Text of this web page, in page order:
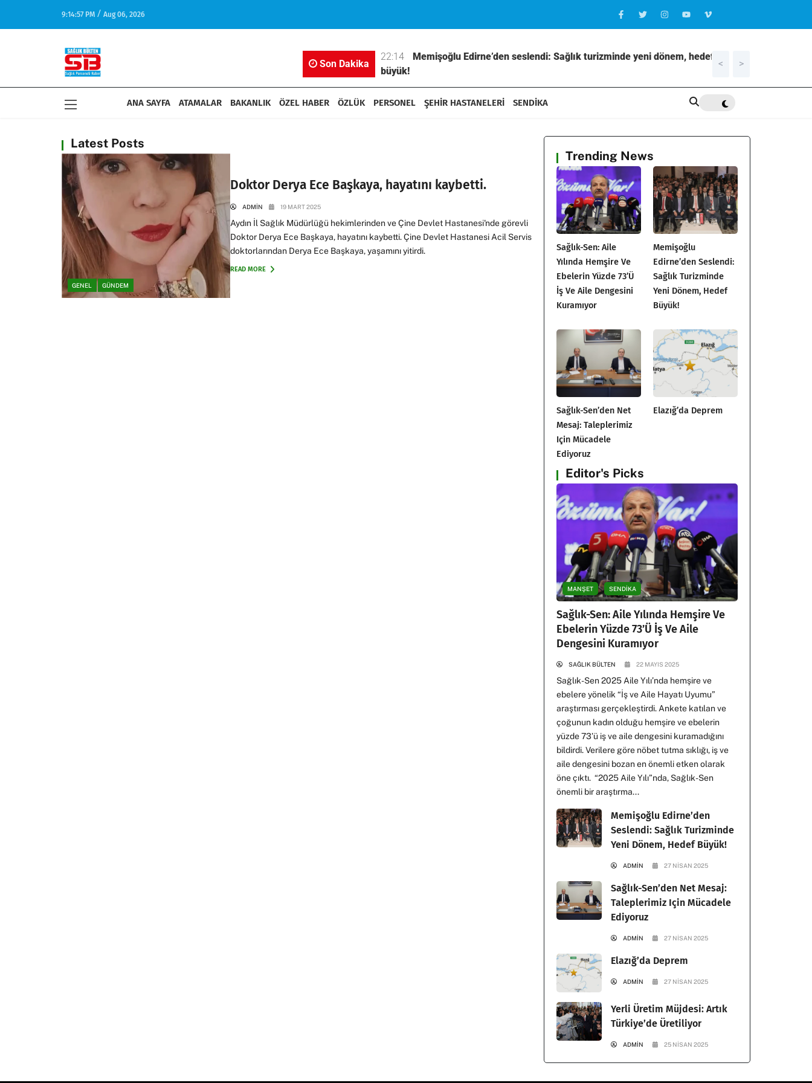
9:14:57 PM / Aug 06, 2026
Son Dakika
Sağlık-Sen: Aile Yılında Hemşire ve Ebelerin Yüzde 73’ü İş ve Aile
Dengesini Kuramıyor
22:14
Memişoğlu Edirne’den seslendi: Sağlık turizminde yeni dönem, hedef
büyük!
21:31
< >
ANA SAYFA ATAMALAR BAKANLIK ÖZEL HABER ÖZLÜK PERSONEL ŞEHİR HASTANELERİ SENDİKA
Latest Posts
GENEL GÜNDEM
Doktor Derya Ece Başkaya, hayatını kaybetti.
ADMIN 19 MART 2025
Aydın İl Sağlık Müdürlüğü hekimlerinden ve Çine Devlet Hastanesi'nde görevli
Doktor Derya Ece Başkaya, hayatını kaybetti. Çine Devlet Hastanesi Acil Servis
doktorlarından Derya Ece Başkaya, yaşamını yitirdi.
READ MORE
Trending News
Sağlık-Sen: Aile
Yılında Hemşire Ve
Ebelerin Yüzde 73’ü
İş Ve Aile Dengesini
Kuramıyor
Memişoğlu
Edirne’den Seslendi:
Sağlık Turizminde
Yeni Dönem, Hedef
Büyük!
Sağlık-Sen’den Net
Mesaj: Taleplerimiz
Için Mücadele
Ediyoruz
Elazığ’da Deprem
Editor's Picks
MANŞET SENDİKA
Sağlık-Sen: Aile Yılında Hemşire Ve
Ebelerin Yüzde 73’ü İş Ve Aile
Dengesini Kuramıyor
SAĞLIK BÜLTEN 22 MAYIS 2025
Sağlık-Sen 2025 Aile Yılı’nda hemşire ve
ebelere yönelik “İş ve Aile Hayatı Uyumu”
araştırması gerçekleştirdi. Ankete katılan ve
çoğunun kadın olduğu hemşire ve ebelerin
yüzde 73’ü iş ve aile dengesini kuramadığını
bildirdi. Verilere göre nöbet tutma sıklığı, iş ve
aile dengesini bozan en önemli etken olarak
öne çıktı. “2025 Aile Yılı”nda, Sağlık-Sen
önemli bir araştırma...
Memişoğlu Edirne’den
Seslendi: Sağlık Turizminde
Yeni Dönem, Hedef Büyük!
ADMIN 27 NISAN 2025
Sağlık-Sen’den Net Mesaj:
Taleplerimiz Için Mücadele
Ediyoruz
ADMIN 27 NISAN 2025
Elazığ’da Deprem
ADMIN 27 NISAN 2025
Yerli Üretim Müjdesi: Artık
Türkiye’de Üretiliyor
ADMIN 25 NISAN 2025